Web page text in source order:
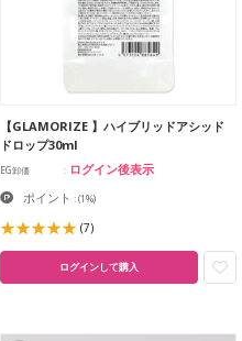
【GLAMORIZE 】ハイブリッドアシッド
ドロップ30ml
EG卸価 ログイン後表示
ポイント :(1%)
(7)
ログインして購入